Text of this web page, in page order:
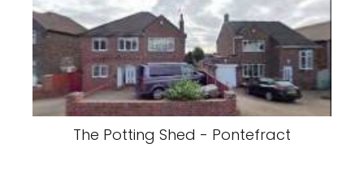
The Potting Shed - Pontefract